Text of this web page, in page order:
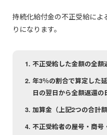
持続化給付金の不正受給によ
りになります。
不正受給した金額の全額
年3％の割合で算定した
日の翌日から全額返還の
加算金（上記2つの合計
不正受給者の屋号・商